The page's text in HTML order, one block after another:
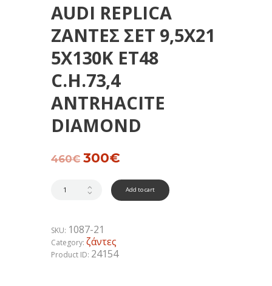
AUDI REPLICA
ΖΑΝΤΕΣ ΣΕΤ 9,5Χ21
5Χ130Κ ΕΤ48
C.H.73,4
ANTRHACITE
DIAMOND
460€ Original
460€.
300€Current
is:
300€.
Add to cart
SKU: 1087-21
Category: ζάντες
Product ID: 24154